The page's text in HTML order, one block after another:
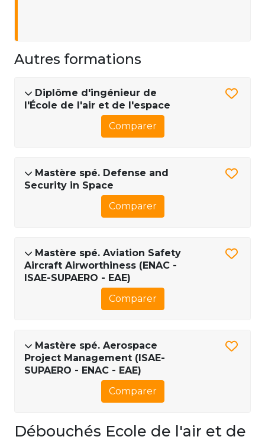
Autres formations
Diplôme d'ingénieur de
l'École de l'air et de l'espace
Comparer
Mastère spé. Defense and
Security in Space
Comparer
Mastère spé. Aviation Safety
Aircraft Airworthiness (ENAC -
ISAE-SUPAERO - EAE)
Comparer
Mastère spé. Aerospace
Project Management (ISAE-
SUPAERO - ENAC - EAE)
Comparer
Débouchés Ecole de l'air et de